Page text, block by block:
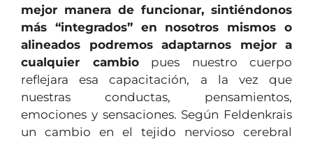
mejor manera de funcionar, sintiéndonos
más “integrados” en nosotros mismos o
alineados podremos adaptarnos mejor a
cualquier cambiopues nuestro cuerpo
reflejara esa capacitación, a la vez que
nuestras conductas, pensamientos,
emociones y sensaciones. Según Feldenkrais
un cambio en el tejido nervioso cerebral